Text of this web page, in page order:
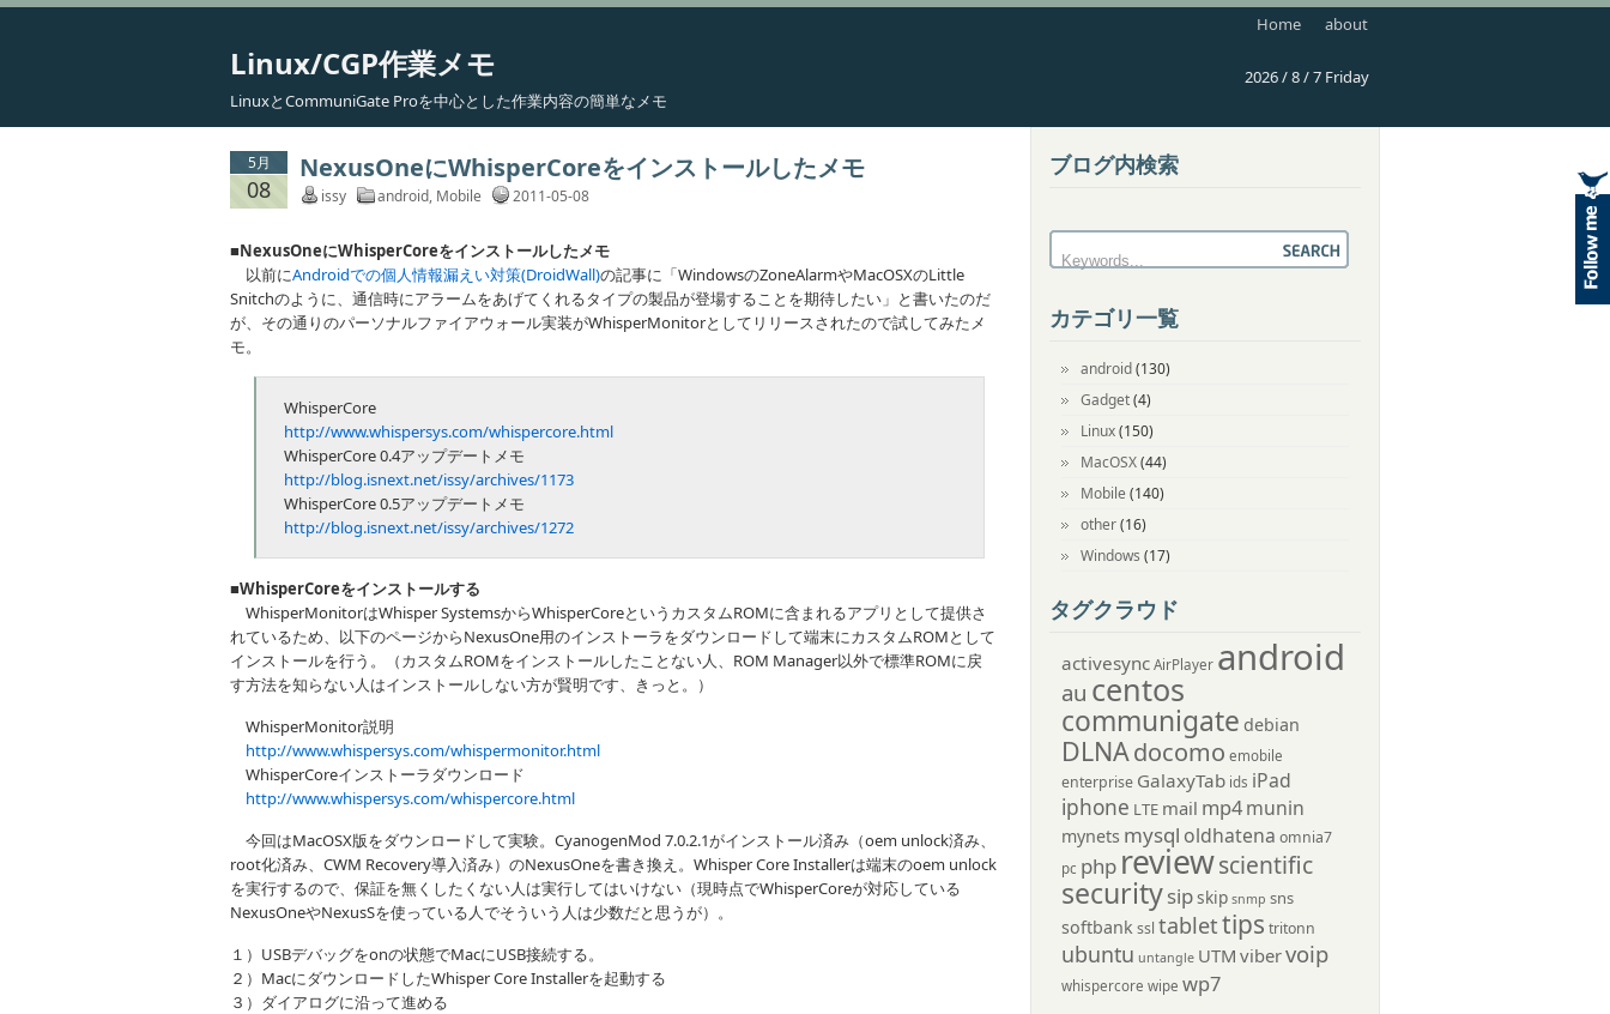
Linux/CGP作業メモ
LinuxとCommuniGate Proを中心とした作業内容の簡単なメモ
Home about
2026 / 8 / 7 Friday
5月
08
NexusOneにWhisperCoreをインストールしたメモ
issy android, Mobile 2011-05-08
■NexusOneにWhisperCoreをインストールしたメモ
以前にAndroidでの個人情報漏えい対策(DroidWall)の記事に「WindowsのZoneAlarmやMacOSXのLittle
Snitchのように、通信時にアラームをあげてくれるタイプの製品が登場することを期待したい」と書いたのだ
が、その通りのパーソナルファイアウォール実装がWhisperMonitorとしてリリースされたので試してみたメ
モ。
WhisperCore
http://www.whispersys.com/whispercore.html
WhisperCore 0.4アップデートメモ
http://blog.isnext.net/issy/archives/1173
WhisperCore 0.5アップデートメモ
http://blog.isnext.net/issy/archives/1272
■WhisperCoreをインストールする
WhisperMonitorはWhisper SystemsからWhisperCoreというカスタムROMに含まれるアプリとして提供さ
れているため、以下のページからNexusOne用のインストーラをダウンロードして端末にカスタムROMとして
インストールを行う。（カスタムROMをインストールしたことない人、ROM Manager以外で標準ROMに戻
す方法を知らない人はインストールしない方が賢明です、きっと。）
WhisperMonitor説明
http://www.whispersys.com/whispermonitor.html
WhisperCoreインストーラダウンロード
http://www.whispersys.com/whispercore.html
今回はMacOSX版をダウンロードして実験。CyanogenMod 7.0.2.1がインストール済み（oem unlock済み、
root化済み、CWM Recovery導入済み）のNexusOneを書き換え。Whisper Core Installerは端末のoem unlock
を実行するので、保証を無くしたくない人は実行してはいけない（現時点でWhisperCoreが対応している
NexusOneやNexusSを使っている人でそういう人は少数だと思うが）。
１）USBデバッグをonの状態でMacにUSB接続する。
２）MacにダウンロードしたWhisper Core Installerを起動する
３）ダイアログに沿って進める
ブログ内検索
カテゴリ一覧
android(130)
Gadget(4)
Linux(150)
MacOSX(44)
Mobile (140)
other(16)
Windows (17)
タグクラウド
activesync AirPlayer android
au centos
communigate debian
DLNAdocomo emobile
enterprise GalaxyTab ids iPad
iphone LTE mail mp4munin
mynets mysql oldhatena omnia7
pc php reviewscientific
securitysipskip snmp sns
softbankssl tablettips tritonn
ubuntu untangle UTM vibervoip
whispercore wipe wp7